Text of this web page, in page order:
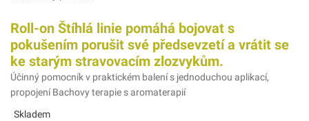
Roll-on Štíhlá linie pomáhá bojovat s
pokušením porušit své předsevzetí a vrátit se
ke starým stravovacím zlozvykům.
Účinný pomocník v praktickém balení s jednoduchou aplikací,
propojení Bachovy terapie s aromaterapií
Skladem